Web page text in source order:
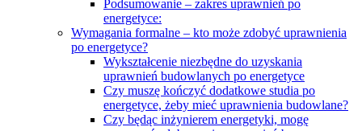
Podsumowanie – zakres uprawnień po
energetyce:
Wymagania formalne – kto może zdobyć uprawnienia
po energetyce?
Wykształcenie niezbędne do uzyskania
uprawnień budowlanych po energetyce
Czy muszę kończyć dodatkowe studia po
energetyce, żeby mieć uprawnienia budowlane?
Czy będąc inżynierem energetyki, mogę